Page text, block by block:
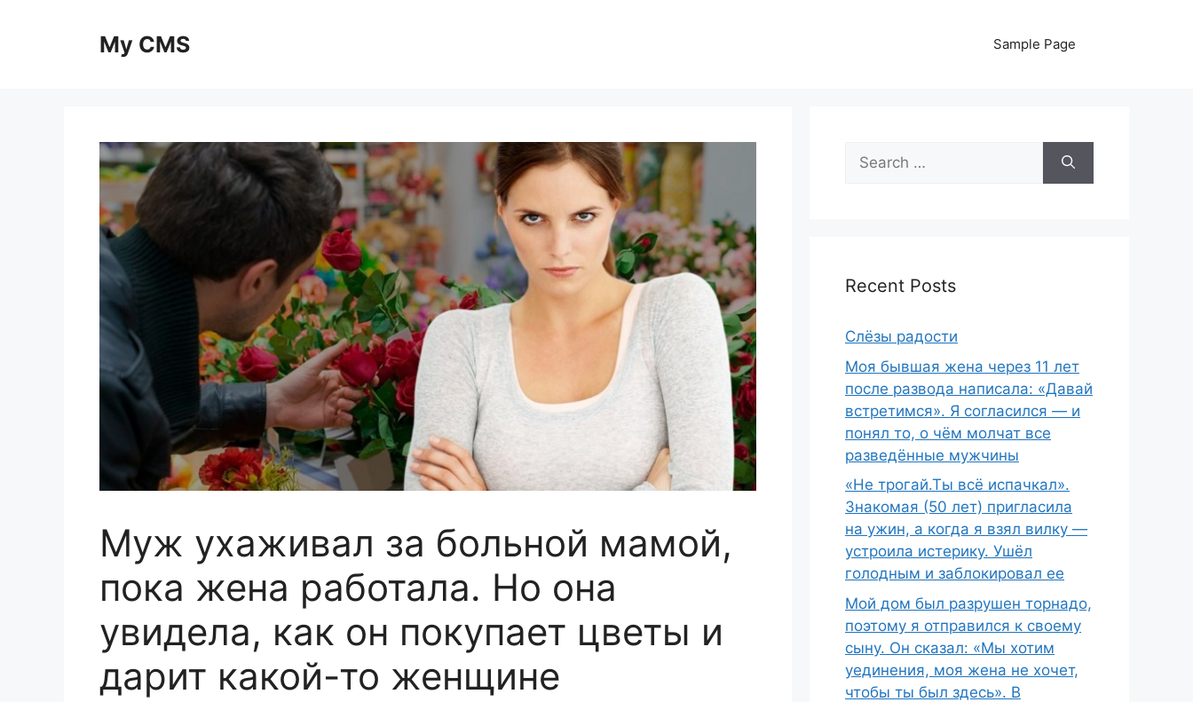
My CMS Sample Page
Муж ухаживал за больной мамой,
пока жена работала. Но она
увидела, как он покупает цветы и
дарит какой-то женщине
Search
for:
Recent Posts
Слёзы радости
Моя бывшая жена через 11 лет
после развода написала: «Давай
встретимся». Я согласился — и
понял то, о чём молчат все
разведённые мужчины
«Не трогай.Ты всё испачкал».
Знакомая (50 лет) пригласила
на ужин, а когда я взял вилку —
устроила истерику. Ушёл
голодным и заблокировал ее
Мой дом был разрушен торнадо,
поэтому я отправился к своему
сыну. Он сказал: «Мы хотим
уединения, моя жена не хочет,
чтобы ты был здесь». В